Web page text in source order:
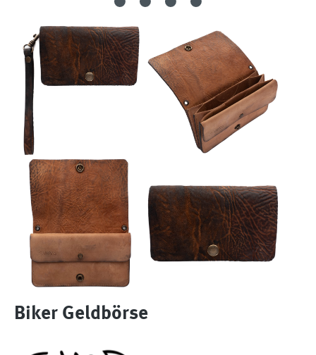
Biker Geldbörse